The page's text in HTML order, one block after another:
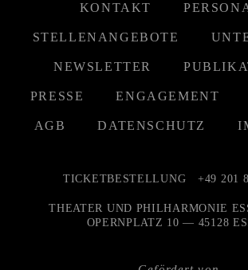
KONTAKT
STELLENANGEBOTE
NEWSLETTER
PRESSE ENGAGEMENT
AGB DATENSCHUTZ
TICKETBESTELLUNG +49 201
THEATER UND PHILHARMONIE
OPERNPLATZ 10 — 45128